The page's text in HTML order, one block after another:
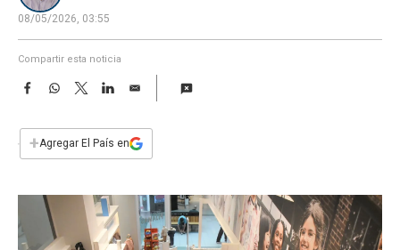
08/05/2026, 03:55
Compartir esta noticia
F
e
b
W
s
T
w
t
L
n
E
i
l
+Agregar El País en